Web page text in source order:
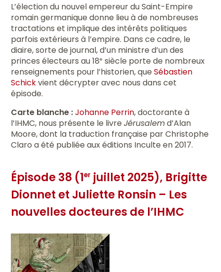
L’élection du nouvel empereur du Saint-Empire
romain germanique donne lieu à de nombreuses
tractations et implique des intérêts politiques
parfois extérieurs à l’empire. Dans ce cadre, le
diaire, sorte de journal, d’un ministre d’un des
princes électeurs au 18e siècle porte de nombreux
renseignements pour l’historien, queSébastien
Schickvient décrypter avec nous dans cet
épisode.
Carte blanche :Johanne Perrin, doctorante à
l’IHMC, nous présente le livreJérusalemd’Alan
Moore, dont la traduction française par Christophe
Claro a été publiée aux éditions Inculte en 2017.
Épisode 38 (1er juillet 2025), Brigitte
Dionnet et Juliette Ronsin – Les
nouvelles docteures de l’IHMC